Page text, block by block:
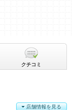
店舗情報を見る
クチコミ